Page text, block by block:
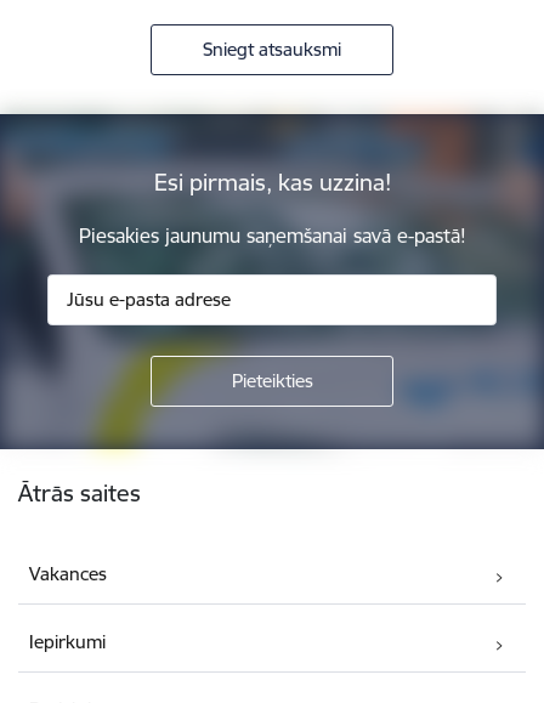
Sniegt atsauksmi
Esi pirmais, kas uzzina!
Piesakies jaunumu saņemšanai savā e-pastā!
Ātrās saites
Vakances
Iepirkumi